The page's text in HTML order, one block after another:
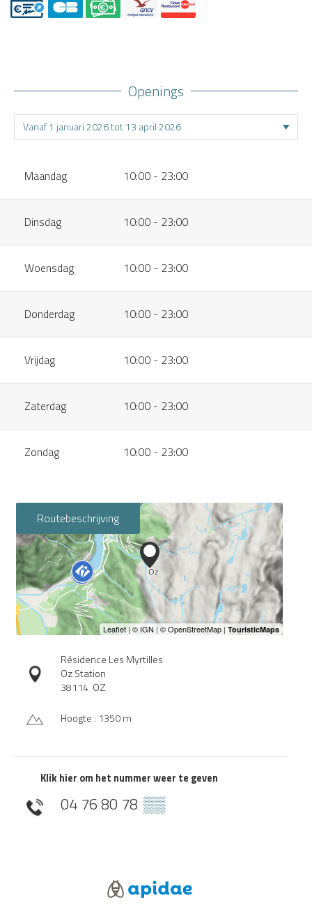
Openings
Maandag 10:00 - 23:00
Dinsdag 10:00 - 23:00
Woensdag 10:00 - 23:00
Donderdag 10:00 - 23:00
Vrijdag 10:00 - 23:00
Zaterdag 10:00 - 23:00
Zondag 10:00 - 23:00
Routebeschrijving
Résidence Les Myrtilles
Oz Station
38114 OZ
Hoogte : 1350 m
Klik hier om het nummer weer te geven
04 76 80 78 ▒▒